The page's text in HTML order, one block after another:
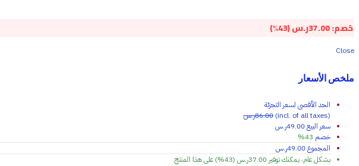
خصم:37.00ر.س(43%)
Close
ملخص الأسعار
الحد الأقصى لسعر التجزئة
(incl. of all taxes)
86.00ر.س
سعر البيع49.00ر.س
خصم 43%
المجموع49.00ر.س
بشكل عام، يمكنك توفير 37.00ر.س (43%)
على هذا المنتج